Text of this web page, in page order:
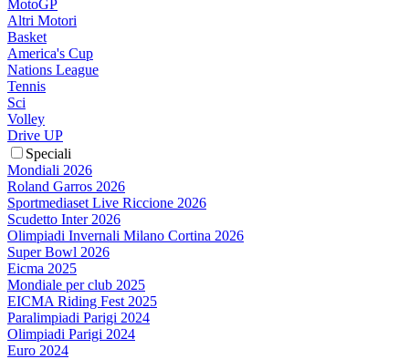
MotoGP
Altri Motori
Basket
America's Cup
Nations League
Tennis
Sci
Volley
Drive UP
Speciali
Mondiali 2026
Roland Garros 2026
Sportmediaset Live Riccione 2026
Scudetto Inter 2026
Olimpiadi Invernali Milano Cortina 2026
Super Bowl 2026
Eicma 2025
Mondiale per club 2025
EICMA Riding Fest 2025
Paralimpiadi Parigi 2024
Olimpiadi Parigi 2024
Euro 2024